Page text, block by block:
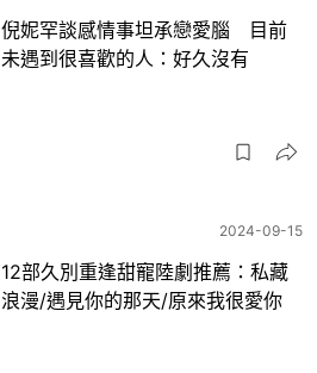
倪妮罕談感情事坦承戀愛腦 目前
未遇到很喜歡的人：好久沒有
2024-09-15
12部久別重逢甜寵陸劇推薦：私藏
浪漫/遇見你的那天/原來我很愛你